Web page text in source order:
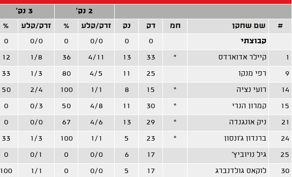
2 נק' 3 נק'
#
שם שחקן חמ דק נק זרק/קלע % זרק/קלע %
קבוצתי
0
0
0/0
0
0/0
0
1
קיילר אדוארדס *
33
13
4/11
36
1/8
12
9
רפי מנקו 25
11
4/5
80
1/3
33
14
רועי נציה *
15
8
1/1
100
2/4
50
15
קמרון הנרי *
30
11
4/8
50
0/3
0
21
ניק אונגנדה *
29
13
4/6
67
0/0
0
24
ברנדון ג'ונסון *
23
5
1/1
100
1/3
33
25
גיל נויוביץ' 17
6
0/0
0
0/1
0
30
לוקאס גולדנברג 17
5
0/0
0
1/1
100